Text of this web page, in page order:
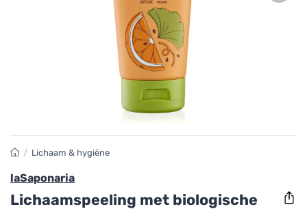
/ Lichaam & hygiëne
laSaponaria
Lichaamspeeling met biologische